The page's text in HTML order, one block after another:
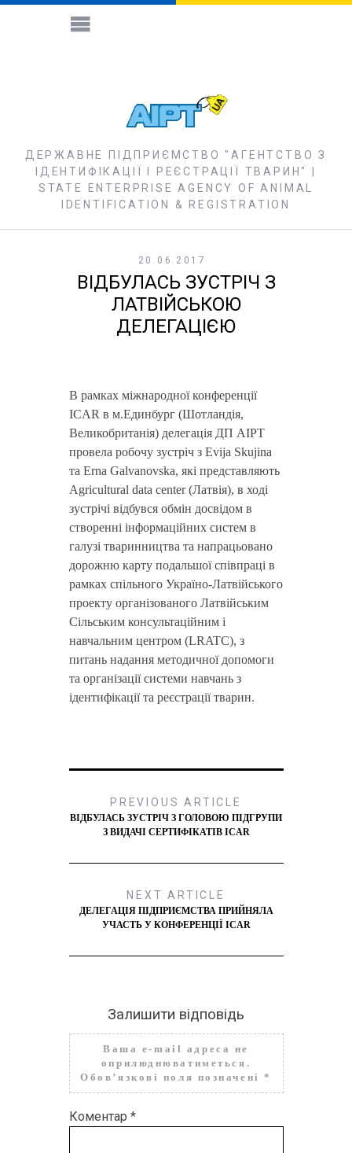
ДЕРЖАВНЕ ПІДПРИЄМСТВО "АГЕНТСТВО З
ІДЕНТИФІКАЦІЇ І РЕЄСТРАЦІЇ ТВАРИН" |
STATE ENTERPRISE AGENCY OF ANIMAL
IDENTIFICATION & REGISTRATION
20.06.2017
ВІДБУЛАСЬ ЗУСТРІЧ З
ЛАТВІЙСЬКОЮ
ДЕЛЕГАЦІЄЮ
В рамках міжнародної конференції
ICAR в м.Единбург (Шотландія,
Великобританія) делегація ДП АІРТ
провела робочу зустріч з Еvija Skujina
та Erna Galvanovska, які представляють
Agricultural data center (Латвія), в ході
зустрічі відбувся обмін досвідом в
створенні інформаційних систем в
галузі тваринництва та напрацьовано
дорожню карту подальшої співпраці в
рамках спільного Україно-Латвійського
проекту організованого Латвійським
Сільським консультаційним і
навчальним центром (LRATC), з
питань надання методичної допомоги
та організації системи навчань з
ідентифікації та реєстрації тварин.
PREVIOUS ARTICLE
ВІДБУЛАСЬ ЗУСТРІЧ З ГОЛОВОЮ ПІДГРУПИ
З ВИДАЧІ СЕРТИФІКАТІВ ICAR
NEXT ARTICLE
ДЕЛЕГАЦІЯ ПІДПРИЄМСТВА ПРИЙНЯЛА
УЧАСТЬ У КОНФЕРЕНЦІЇ ICAR
Залишити відповідь
Ваша e-mail адреса не
оприлюднюватиметься.
Обов’язкові поля позначені*
Коментар *